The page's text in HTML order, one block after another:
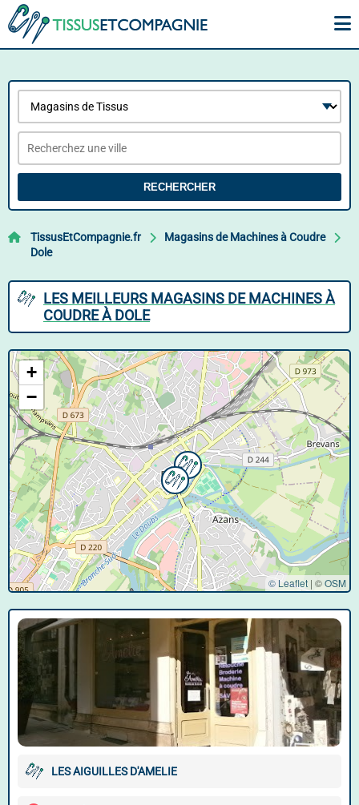
RECHERCHER
TissusEtCompagnie.fr
Magasins de Machines à Coudre
Dole
LES MEILLEURS MAGASINS DE MACHINES À
COUDRE À DOLE
+
−
© Leaflet | ©OSM
LES AIGUILLES D'AMELIE